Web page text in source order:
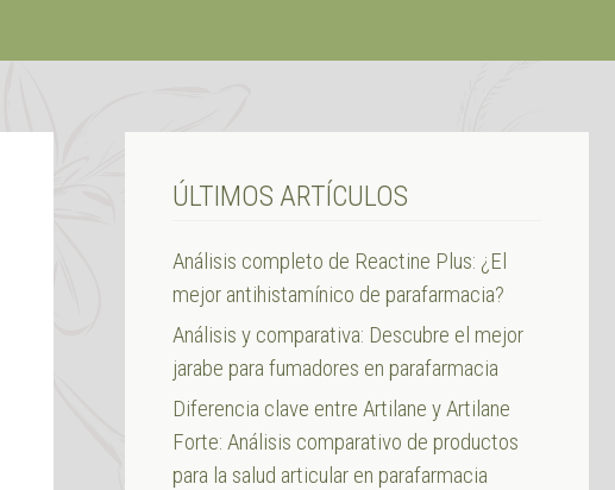
ÚLTIMOS ARTÍCULOS
Análisis completo de Reactine Plus: ¿El
mejor antihistamínico de parafarmacia?
Análisis y comparativa: Descubre el mejor
jarabe para fumadores en parafarmacia
Diferencia clave entre Artilane y Artilane
Forte: Análisis comparativo de productos
para la salud articular en parafarmacia